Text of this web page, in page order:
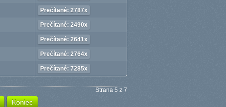
Prečítané: 2787x
Prečítané: 2490x
Prečítané: 2641x
Prečítané: 2764x
Prečítané: 7285x
Strana 5 z 7
Koniec